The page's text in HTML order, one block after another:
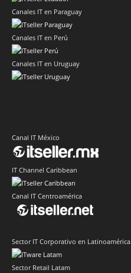
Canales IT en Paraguay
Canales IT en Perú
Canales IT en Uruguay
Canal IT México
IT Channel Caribbean
Canal IT Centroamérica
Sector IT Corporativo en Latinoamérica
Sector Retail Latam